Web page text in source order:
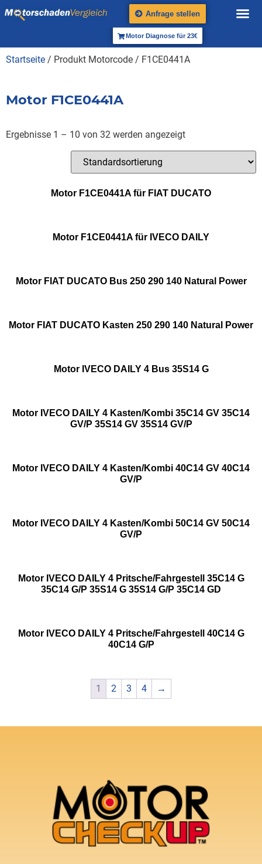
Anfrage stellen
Motor Diagnose für 23€
Startseite / Produkt Motorcode / F1CE0441A
Motor F1CE0441A
Ergebnisse 1 – 10 von 32 werden angezeigt
Motor F1CE0441A für FIAT DUCATO
Motor F1CE0441A für IVECO DAILY
Motor FIAT DUCATO Bus 250 290 140 Natural Power
Motor FIAT DUCATO Kasten 250 290 140 Natural Power
Motor IVECO DAILY 4 Bus 35S14 G
Motor IVECO DAILY 4 Kasten/Kombi 35C14 GV 35C14
GV/P 35S14 GV 35S14 GV/P
Motor IVECO DAILY 4 Kasten/Kombi 40C14 GV 40C14
GV/P
Motor IVECO DAILY 4 Kasten/Kombi 50C14 GV 50C14
GV/P
Motor IVECO DAILY 4 Pritsche/Fahrgestell 35C14 G
35C14 G/P 35S14 G 35S14 G/P 35C14 GD
Motor IVECO DAILY 4 Pritsche/Fahrgestell 40C14 G
40C14 G/P
1 2 3 4 →